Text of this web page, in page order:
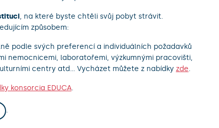
, na které byste chtěli svůj pobyt strávit.
způsobem:
podle svých preferencí a individuálních požadavků
nemocnicemi, laboratořemi, výzkumnými pracovišti,
centry atd… Vycházet můžete z nabídky zde.
konsorcia EDUCA.
.